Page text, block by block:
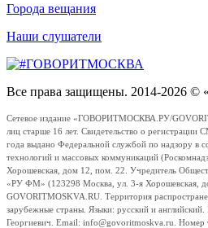
Города вещания
Наши слушатели
Все права защищены. 2014-2026 ©
Сетевое издание «ГОВОРИТМОСКВА.РУ/
лиц старше 16 лет. Свидетельство о
года выдано Федеральной службой по надзору в
технологий и массовых коммуникаций
Хорошевская, дом 12, пом. 22. Учредитель
«РУ ФМ» (123298 Москва, ул. 3-я Хорошевская,
GOVORITMOSKVA.RU. Территория
зарубежные страны. Языки: русский и
Георгиевич. Email: info@govoritmoskva.ru. Номер